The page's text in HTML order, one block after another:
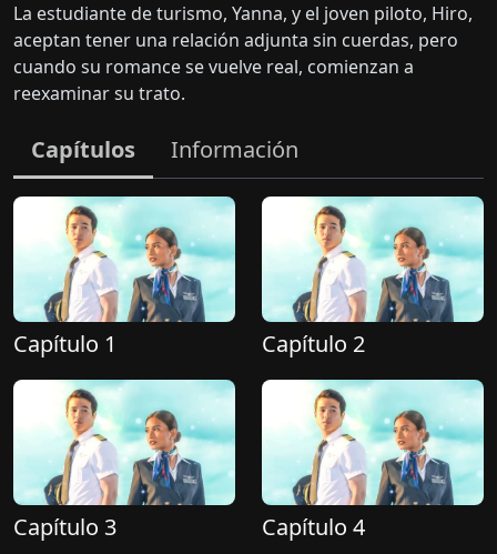
La estudiante de turismo, Yanna, y el joven piloto, Hiro,
aceptan tener una relación adjunta sin cuerdas, pero
cuando su romance se vuelve real, comienzan a
reexaminar su trato.
Capítulos Información
Capítulo 1 Capítulo 2
Capítulo 3 Capítulo 4